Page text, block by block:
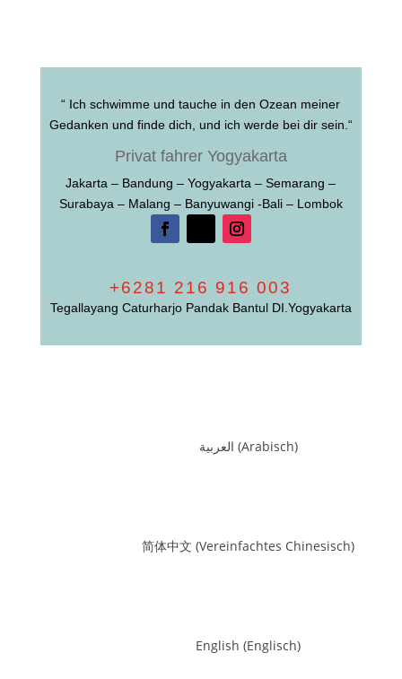
“ Ich schwimme und tauche in den Ozean meiner
Gedanken und finde dich, und ich werde bei dir sein.“
Privat fahrer Yogyakarta
Jakarta – Bandung – Yogyakarta – Semarang –
Surabaya – Malang – Banyuwangi -Bali – Lombok
+6281 216 916 003
Tegallayang Caturharjo Pandak Bantul DI.Yogyakarta
العربية (Arabisch)
简体中文 (Vereinfachtes Chinesisch)
English (Englisch)